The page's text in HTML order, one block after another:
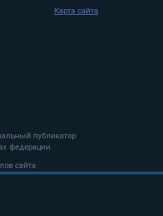
публикатор
федерации.
сайта
Карта сайта